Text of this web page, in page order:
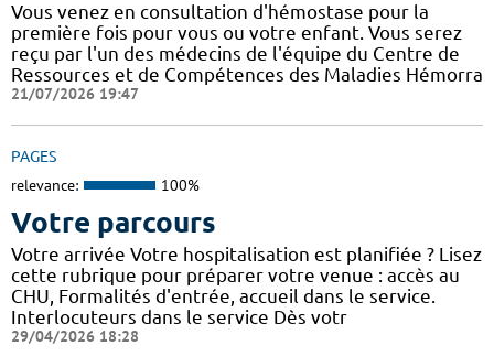
Vous venez en consultation d'hémostase pour la
première fois pour vous ou votre enfant. Vous serez
reçu par l'un des médecins de l'équipe du Centre de
Ressources et de Compétences des Maladies Hémorra
21/07/2026 19:47
PAGES
relevance: 100%
Votre parcours
Votre arrivée Votre hospitalisation est planifiée ? Lisez
cette rubrique pour préparer votre venue : accès au
CHU, Formalités d'entrée, accueil dans le service.
Interlocuteurs dans le service Dès votr
29/04/2026 18:28